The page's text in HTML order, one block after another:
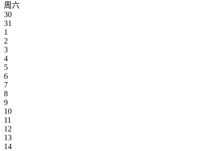
周六
30
31
1
2
3
4
5
6
7
8
9
10
11
12
13
14